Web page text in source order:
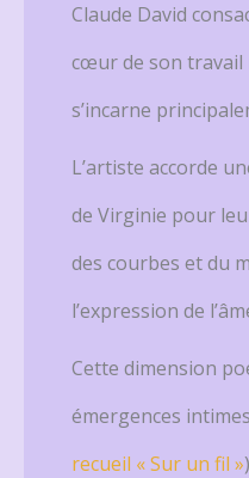
Claude David
cœur de son travail
s’incarne
L’artiste accorde
de Virginie pour
des courbes et du
l’expression de
Cette dimension
émergences
recueil « Sur un fil »